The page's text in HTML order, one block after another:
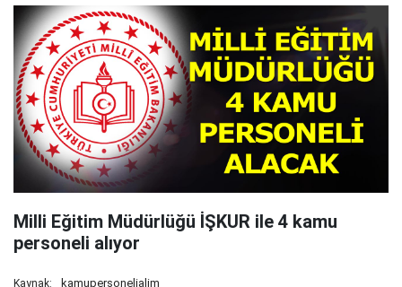
Milli Eğitim Müdürlüğü İŞKUR ile 4 kamu
personeli alıyor
Kaynak: kamupersonelialim